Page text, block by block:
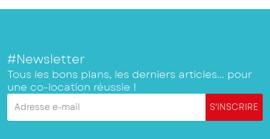
#Newsletter
Tous les bons plans, les derniers articles... pour
une co-location réussie !
Adresse e-mail S'INSCRIRE